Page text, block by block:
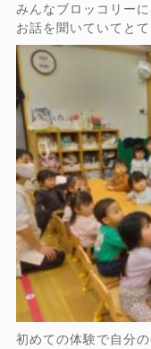
みんなブロッコリー
お話を聞いていてと
初めての体験で自分